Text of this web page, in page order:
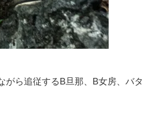
がら追従するB旦那、B女房、バタ